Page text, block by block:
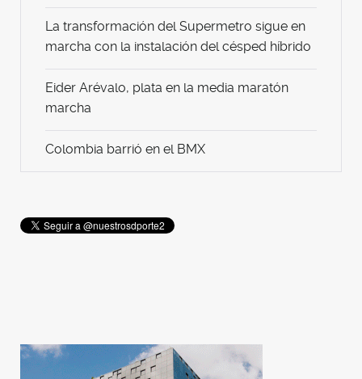
La transformación del Supermetro sigue en
marcha con la instalación del césped híbrido
Eider Arévalo, plata en la media maratón
marcha
Colombia barrió en el BMX